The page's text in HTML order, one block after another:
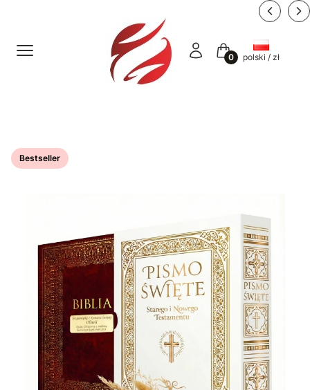
Menu Zaloguj sięKoszyk
polski / zł
Etykiety
Bestseller